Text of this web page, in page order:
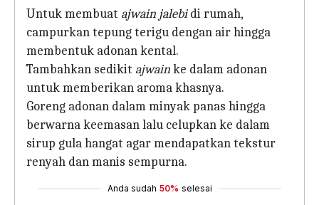
Untuk membuat ajwain jalebidi rumah,
campurkan tepung terigu dengan air hingga
membentuk adonan kental.
Tambahkan sedikit ajwainke dalam adonan
untuk memberikan aroma khasnya.
Goreng adonan dalam minyak panas hingga
berwarna keemasan lalu celupkan ke dalam
sirup gula hangat agar mendapatkan tekstur
renyah dan manis sempurna.
Anda sudah 50% selesai